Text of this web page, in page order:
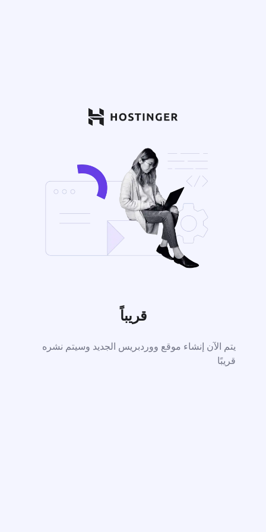
قريباً
يتم الآن إنشاء موقع ووردبريس الجديد وسيتم نشره
قريبًا